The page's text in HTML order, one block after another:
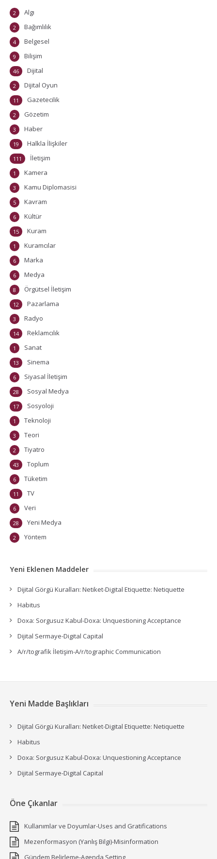
Algı
2
Bağımlılık
2
Belgesel
4
Bilişim
9
Dijital
46
Dijital Oyun
2
Gazetecilik
11
Gözetim
2
Haber
3
Halkla İlişkiler
19
İletişim
111
Kamera
1
Kamu Diplomasisi
3
Kavram
5
Kültür
6
Kuram
15
Kuramcılar
1
Marka
6
Medya
6
Örgütsel İletişim
8
Pazarlama
12
Radyo
3
Reklamcılık
14
Sanat
1
Sinema
13
Siyasal İletişim
6
Sosyal Medya
28
Sosyoloji
17
Teknoloji
1
Teori
3
Tiyatro
2
Toplum
43
Tüketim
6
TV
11
Veri
6
Yeni Medya
28
Yöntem
2
Yeni Eklenen Maddeler
Dijital Görgü Kuralları: Netiket-Digital Etiquette: Netiquette
Habitus
Doxa: Sorgusuz Kabul-Doxa: Unquestioning Acceptance
Dijital Sermaye-Digital Capital
A/r/tografik İletişim-A/r/tographic Communication
Yeni Madde Başlıkları
Dijital Görgü Kuralları: Netiket-Digital Etiquette: Netiquette
Habitus
Doxa: Sorgusuz Kabul-Doxa: Unquestioning Acceptance
Dijital Sermaye-Digital Capital
Öne Çıkanlar
Kullanımlar ve Doyumlar-Uses and Gratifications
Mezenformasyon (Yanlış Bilgi)-Misinformation
Gündem Belirleme-Agenda Setting